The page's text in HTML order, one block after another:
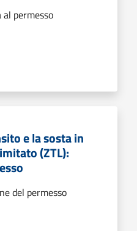
permesso
e la sosta in
(ZTL):
del permesso